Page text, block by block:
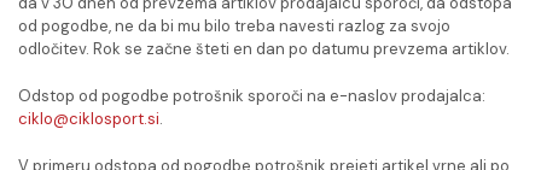
od pogodbe, ne da bi mu bilo treba navesti razlog za svojo
odločitev. Rok se začne šteti en dan po datumu prevzema artiklov.
Odstop od pogodbe potrošnik sporoči na e-naslov prodajalca:
ciklo@ciklosport.si.
V primeru odstopa od pogodbe potrošnik prejeti artikel vrne ali po